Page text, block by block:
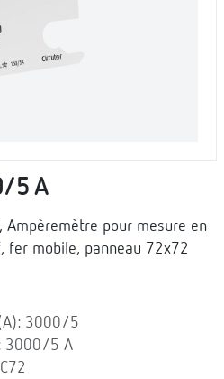
5 A
Ampèremètre pour mesure en
fer mobile, panneau 72x72
3000/5
3000/5 A